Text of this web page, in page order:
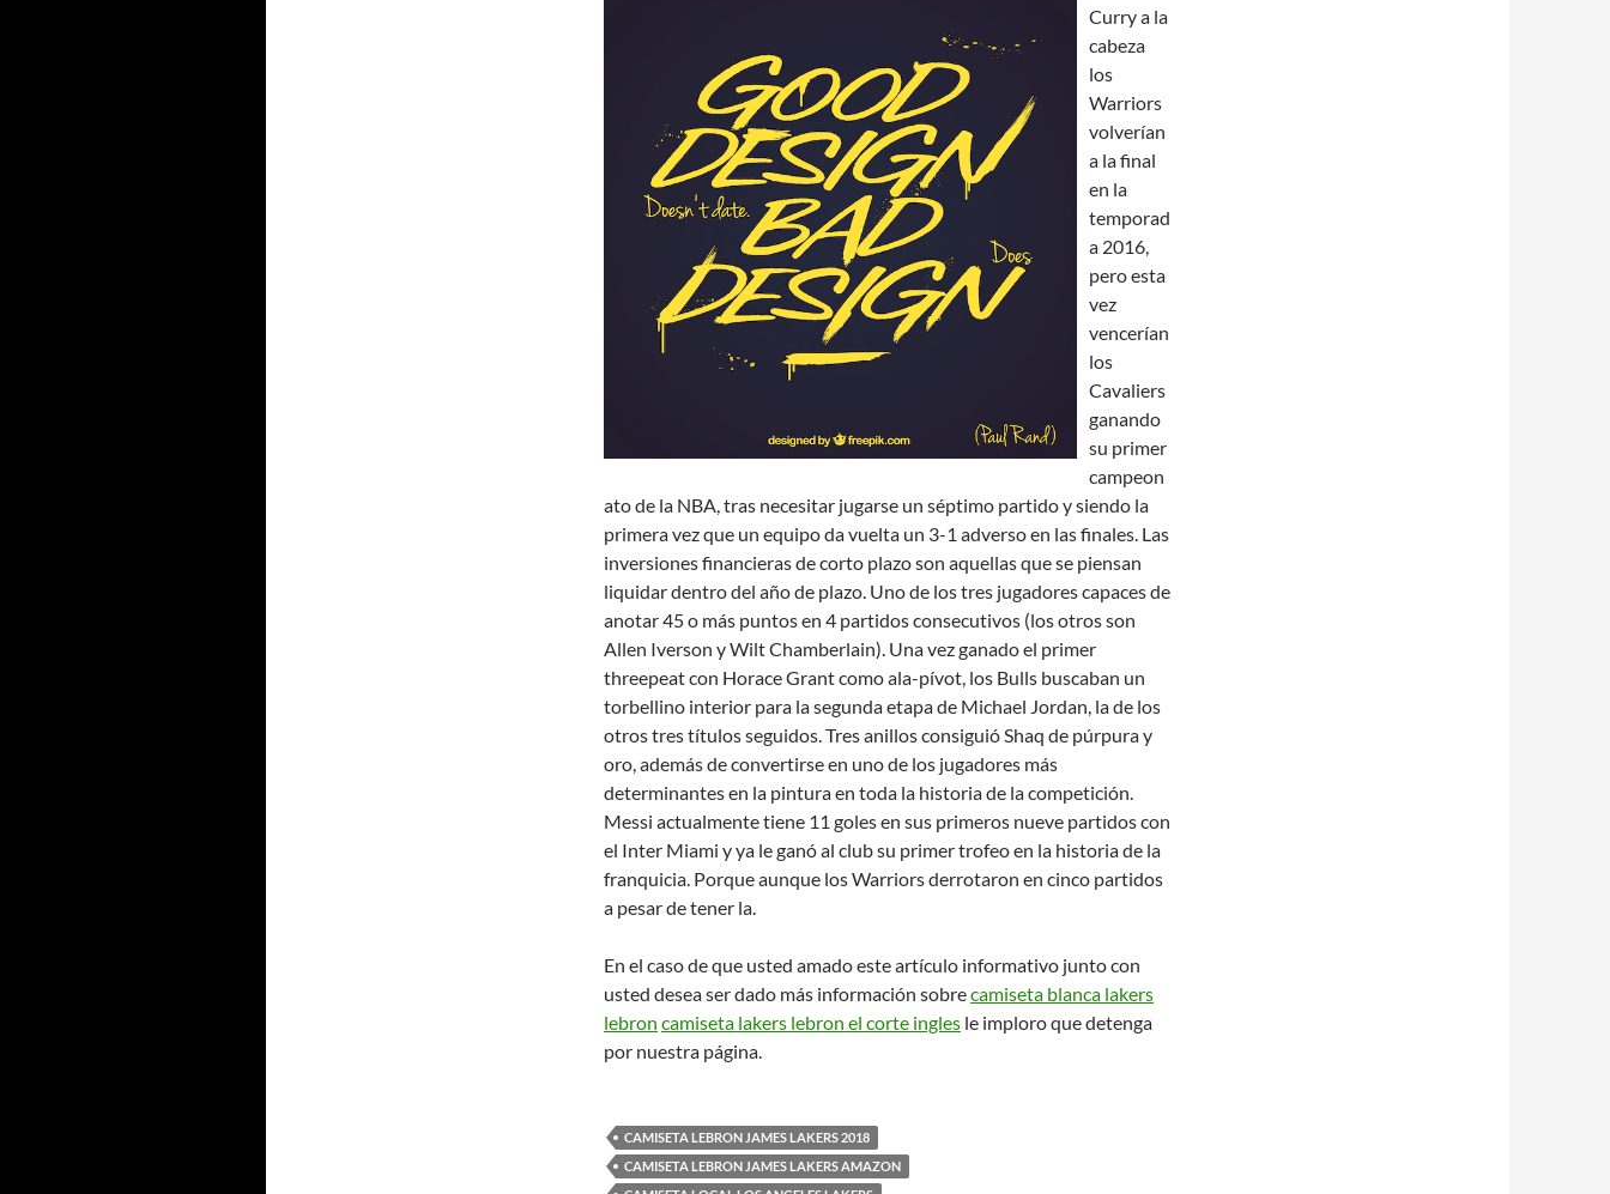
Curry a la
cabeza
los
Warriors
volverían
a la final
en la
temporad
a 2016,
pero esta
vez
vencerían
los
Cavaliers
ganando
su primer
campeon
ato de la NBA, tras necesitar jugarse un séptimo partido y siendo la
primera vez que un equipo da vuelta un 3-1 adverso en las finales. Las
inversiones financieras de corto plazo son aquellas que se piensan
liquidar dentro del año de plazo. Uno de los tres jugadores capaces de
anotar 45 o más puntos en 4 partidos consecutivos (los otros son
Allen Iverson y Wilt Chamberlain). Una vez ganado el primer
threepeat con Horace Grant como ala-pívot, los Bulls buscaban un
torbellino interior para la segunda etapa de Michael Jordan, la de los
otros tres títulos seguidos. Tres anillos consiguió Shaq de púrpura y
oro, además de convertirse en uno de los jugadores más
determinantes en la pintura en toda la historia de la competición.
Messi actualmente tiene 11 goles en sus primeros nueve partidos con
el Inter Miami y ya le ganó al club su primer trofeo en la historia de la
franquicia. Porque aunque los Warriors derrotaron en cinco partidos
a pesar de tener la.
En el caso de que usted amado este artículo informativo junto con
usted desea ser dado más información sobrecamiseta blanca lakers
lebron camiseta lakers lebron el corte ingles le imploro que detenga
por nuestra página.
CAMISETA LEBRON JAMES LAKERS 2018
CAMISETA LEBRON JAMES LAKERS AMAZON